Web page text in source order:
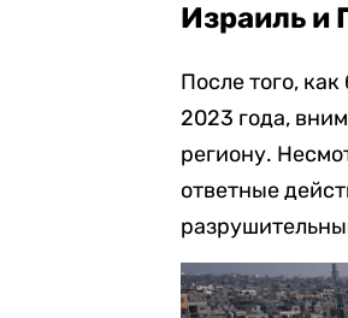
Израиль и
После того,
2023 года,
региону.
ответные